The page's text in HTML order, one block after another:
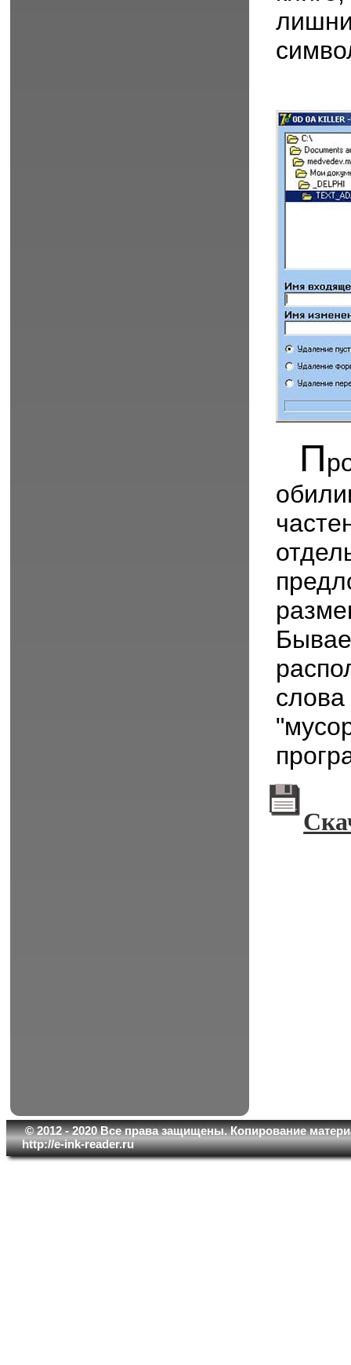
П
© 2012 - 2020 Все права защищены. Копирование
http://e-ink-reader.ru